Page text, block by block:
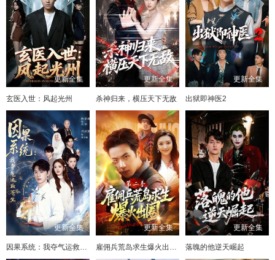
更新全集
玄医入世：风起光州
更新全集
杀神归来，横压天下无敌
更新全集
出狱即神医2
更新全集
因果系统：我夺气运救苍生
更新全集
雇佣兵荒岛求生爆火出圈第二季
更新全集
落魄的他逆天崛起